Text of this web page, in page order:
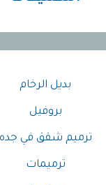
بديل الرخام
بروفيل
ترميم شقق في جده
ترميمات